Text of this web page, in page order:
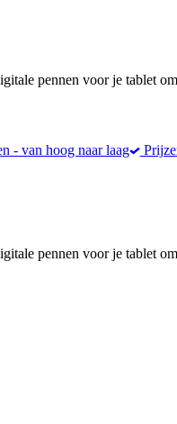
pennen voor je tablet
- van hoog naar laag
pennen voor je tablet